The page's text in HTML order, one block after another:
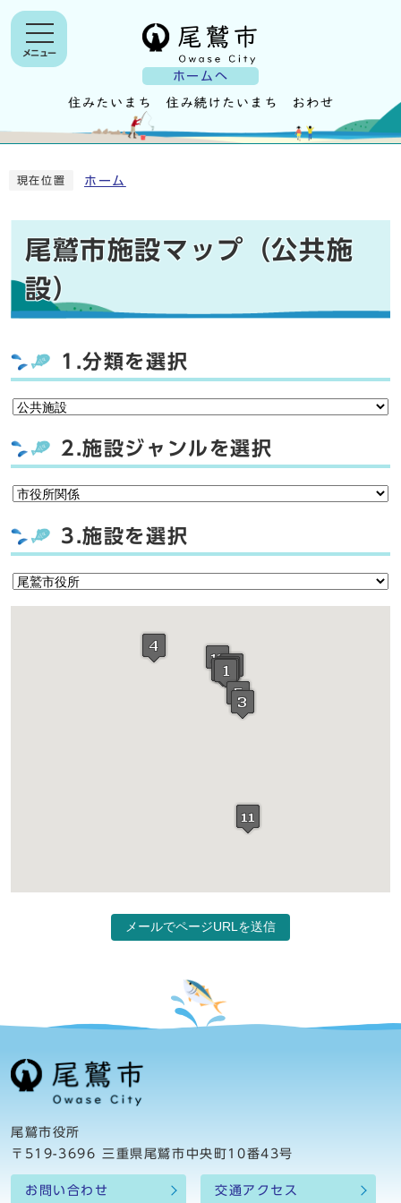
ホームへ
メニュー
現在位置 ホーム
尾鷲市施設マップ（公共施
設）
1.分類を選択
2.施設ジャンルを選択
3.施設を選択
メールでページURLを送信
尾鷲市役所
〒519-3696 三重県尾鷲市中央町10番43号
お問い合わせ 交通アクセス